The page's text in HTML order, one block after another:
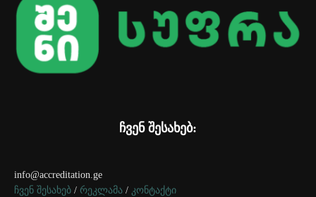
ჩვენ შესახებ:
info@accreditation.ge
ჩვენ შესახებ / რეკლამა / კონტაქტი